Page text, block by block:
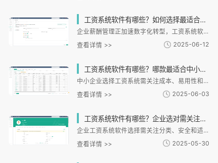
工资系统软件有哪些？如何选择最适合企业的薪酬管理工具？
企业薪酬管理正加速数字化转型，工资系统软件成为提升效率、规避合规风险的关键工具。当前市场提供基础型、行业定制型和一体化HR系统三类解决方案，企业选型需重点考量业务适配性、数据安全、扩展性和服务响应能力。以i人事系统为例，其智能算薪、合规保障和多维分析功能已帮助制造企业提升60%处理效率。建议企业通过痛点梳理、案例评估、功能试用和实施规划四步完成选型，将薪酬系统转化为战略管理工具。
查看详情 >>
2025-06-12
工资系统软件有哪些？哪款最适合中小企业？HR必看2025最新推荐
中小企业选择工资系统需关注成本、易用性和功能适配性，核心需求包括灵活薪资计算、多机构数据同步和报表分析。i人事作为一体化解决方案，提供多场景薪资计算、数据联动、灵活配置和合规安全等优势，帮助连锁企业提升70%算薪效率。其他选择如钉钉工具功能较浅，薪人薪事侧重全流程管理。建议企业评估业务适配性、操作便捷性和长期成本，i人事凭借高性价比和30%管理时间节省成为优选。数字化工具正从可选变为必选，助力企业实现人力管理转型。
查看详情 >>
2025-06-03
工资系统软件有哪些？企业选对需关注分类、安全与适配性？
企业工资系统软件选择需关注分类、安全和适配性三大维度。市场产品可分为中小企业轻量工具、中大型企业综合管理系统和行业专属方案三类。安全性要求数据加密、权限分级和隐私保护。适配性需匹配企业规模、行业特性和功能完整性。i人事系统通过模块化设计、行业模板和全周期服务，实现从基础计算到智能分析的薪酬管理闭环，满足不同企业需求。
查看详情 >>
2025-05-30